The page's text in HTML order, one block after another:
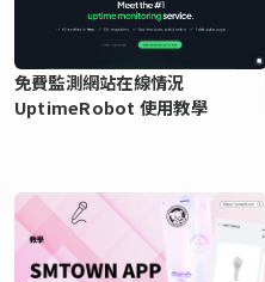
免費監測網站在線情況
UptimeRobot 使用教學